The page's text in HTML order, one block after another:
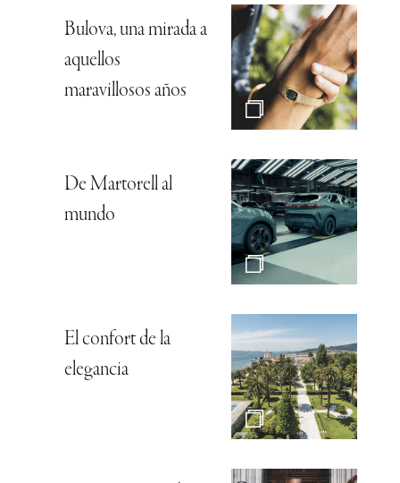
Bulova, una mirada a
aquellos
maravillosos años
De Martorell al
mundo
El confort de la
elegancia